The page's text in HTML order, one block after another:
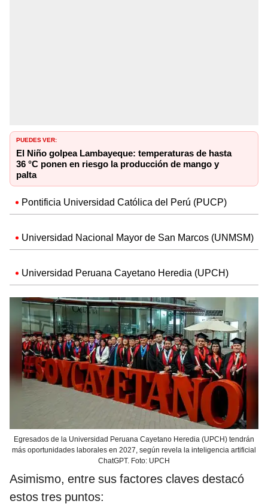
PUEDES VER:
El Niño golpea Lambayeque: temperaturas de hasta
36 °C ponen en riesgo la producción de mango y
palta
Pontificia Universidad Católica del Perú (PUCP)
Universidad Nacional Mayor de San Marcos (UNMSM)
Universidad Peruana Cayetano Heredia (UPCH)
Egresados de la Universidad Peruana Cayetano Heredia (UPCH) tendrán
más oportunidades laborales en 2027, según revela la inteligencia artificial
ChatGPT. Foto: UPCH
Asimismo, entre sus factores claves destacó
estos tres puntos: